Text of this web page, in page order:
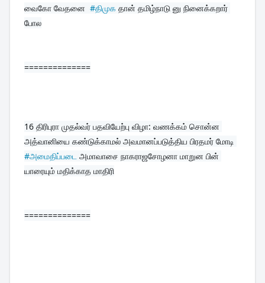
வைகோ வேதனை #திமுக தான் தமிழ்நாடு னு நினைக்கறார்
போல
==============
16 திரிபுரா முதல்வர் பதவியேற்பு விழா: வணக்கம் சொன்ன
#அமைதிப்படை அமாவாசை நாகராஜசோழனா மாறுன பின்
யாரையும் மதிக்காத மாதிரி
==============